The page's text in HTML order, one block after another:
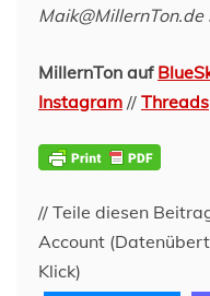
Maik@MillernTon.de
MillernTon auf
Instagram // Threads
// Teile diesen
Account
Klick)